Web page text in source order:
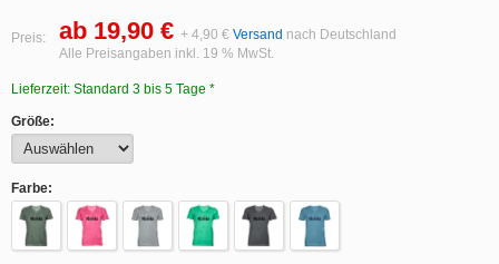
Preis: ab 19,90 € + 4,90 € Versand nach Deutschland
Alle Preisangaben inkl. 19 % MwSt.
Lieferzeit: Standard 3 bis 5 Tage *
Größe:
Farbe: